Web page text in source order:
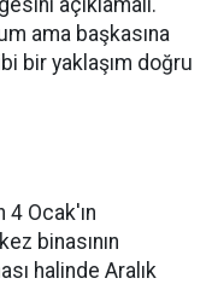
açıklamalı.
ama başkasına
bir yaklaşım doğru
4 Ocak'ın
binasının
halinde Aralık